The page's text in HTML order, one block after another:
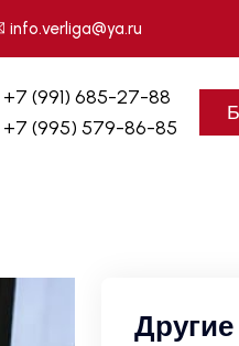
info.verliga@ya.ru
+7 (991) 685-27-88
+7 (995) 579-86-85